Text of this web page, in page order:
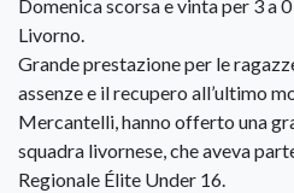
Domenica scorsa e vinta per 3 a
Livorno.
Grande prestazione per le
assenze e il recupero all’ultimo
Mercantelli, hanno offerto una
squadra livornese, che aveva
Regionale Élite Under 16.